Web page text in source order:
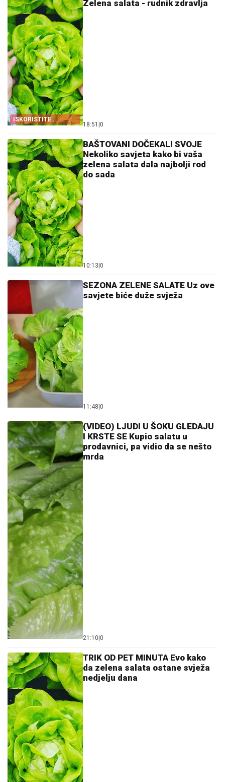
ISKORISTITE
SEZONU!
Zelena salata - rudnik zdravlja
18:51 0
BAŠTOVANI DOČEKALI SVOJE
Nekoliko savjeta kako bi vaša
zelena salata dala najbolji rod
do sada
10:13 0
SEZONA ZELENE SALATE Uz ove
savjete biće duže svježa
11:48 0
(VIDEO) LJUDI U ŠOKU GLEDAJU
I KRSTE SE Kupio salatu u
prodavnici, pa vidio da se nešto
mrda
21:10 0
TRIK OD PET MINUTA Evo kako
da zelena salata ostane svježa
nedjelju dana